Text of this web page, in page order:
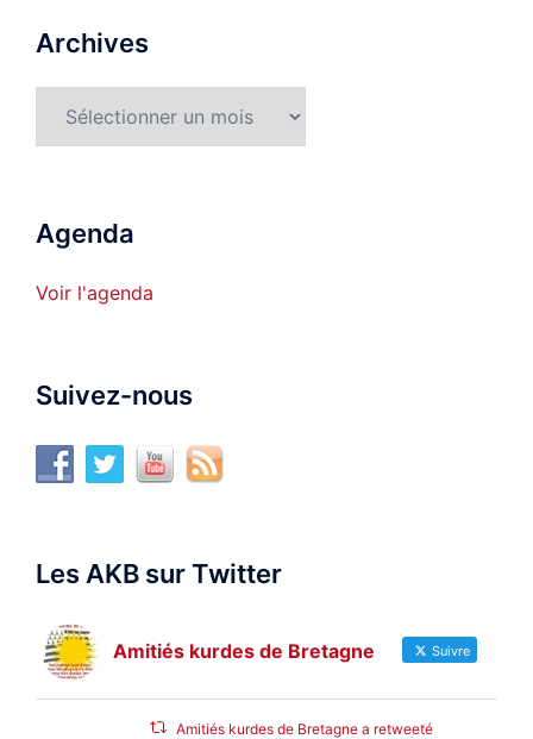
Archives
Agenda
Voir l'agenda
Suivez-nous
Les AKB sur Twitter
Amitiés kurdes de Bretagne Suivre
Amitiés kurdes de Bretagne a retweeté